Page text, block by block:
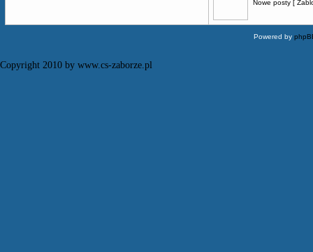
Nowe posty [
Powered by
Copyright 2010 by www.cs-zaborze.pl